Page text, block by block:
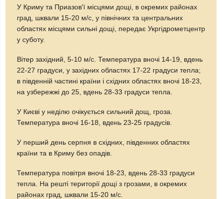
У Криму та Приазов'ї місцями дощі, в окремих районах
град, шквали 15-20 м/с, у північних та центральних
областях місцями сильні дощі, передає Укргідрометцентр
у суботу.
Вітер західний, 5-10 м/с. Температура вночі 14-19, вдень
22-27 градуси, у західних областях 17-22 градуси тепла;
в південній частині країни і східних областях вночі 18-23,
на узбережжі до 25, вдень 28-33 градуси тепла.
У Києві у неділю очікується сильний дощ, гроза.
Температура вночі 16-18, вдень 23-25 ​​градусів.
У перший день серпня в східних, південних областях
країни та в Криму без опадів.
Температура повітря вночі 18-23, вдень 28-33 градуси
тепла. На решті території дощі з грозами, в окремих
районах град, шквали 15-20 м/с.